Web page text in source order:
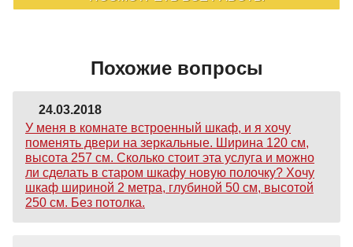
Похожие вопросы
24.03.2018
У меня в комнате встроенный шкаф, и я хочу
поменять двери на зеркальные. Ширина 120 см,
высота 257 см. Сколько стоит эта услуга и можно
ли сделать в старом шкафу новую полочку? Хочу
шкаф шириной 2 метра, глубиной 50 см, высотой
250 см. Без потолка.